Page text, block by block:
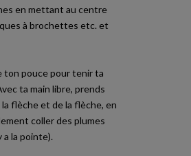
en mettant au centre
à brochettes etc. et
ton pouce pour tenir ta
ta main libre, prends
flèche et de la flèche, en
coller des plumes
la pointe).